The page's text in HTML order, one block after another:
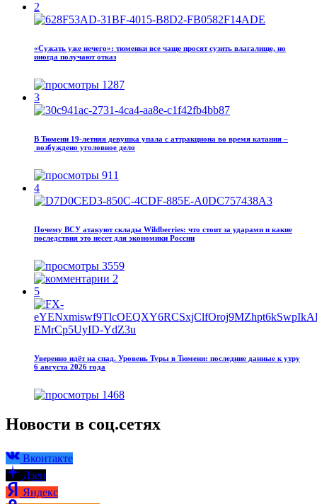
2
«Сужать уже нечего»: тюменки все чаще просят сузить влагалище, но
иногда получают отказ
1287
3
В Тюмени 19‑летняя девушка упала с аттракциона во время катания –
возбуждено уголовное дело
911
4
Почему ВСУ атакуют склады Wildberries: что стоит за ударами и какие
последствия это несет для экономики России
3559
2
5
Уверенно идёт на спад. Уровень Туры в Тюмени: последние данные к утру
6 августа 2026 года
1468
Новости в соц.сетях
Вконтакте
Дзен
Яндекс